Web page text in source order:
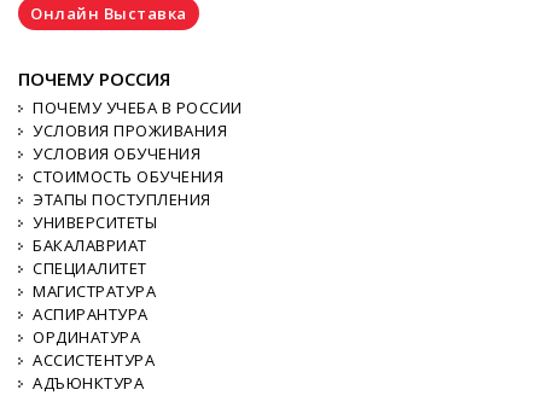
Онлайн Выставка
ПОЧЕМУ РОССИЯ
ПОЧЕМУ УЧЕБА В РОССИИ
УСЛОВИЯ ПРОЖИВАНИЯ
УСЛОВИЯ ОБУЧЕНИЯ
СТОИМОСТЬ ОБУЧЕНИЯ
ЭТАПЫ ПОСТУПЛЕНИЯ
УНИВЕРСИТЕТЫ
БАКАЛАВРИАТ
СПЕЦИАЛИТЕТ
МАГИСТРАТУРА
АСПИРАНТУРА
ОРДИНАТУРА
АССИСТЕНТУРА
АДЪЮНКТУРА